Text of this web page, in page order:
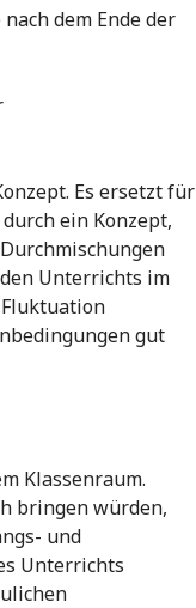
dem Ende der
Es ersetzt für
ein Konzept,
Unterrichts im
gut
Klassenraum.
bringen würden,
und
Unterrichts